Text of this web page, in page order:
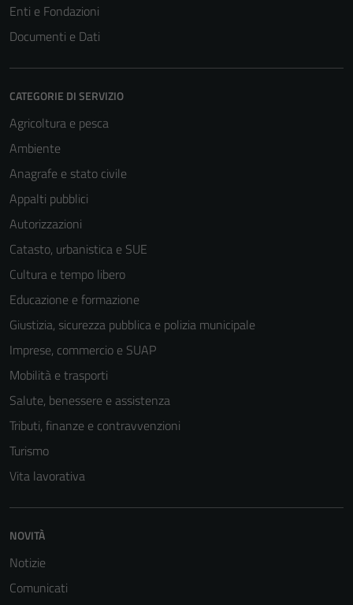
Enti e Fondazioni
Documenti e Dati
CATEGORIE DI SERVIZIO
Agricoltura e pesca
Ambiente
Anagrafe e stato civile
Appalti pubblici
Autorizzazioni
Catasto, urbanistica e SUE
Cultura e tempo libero
Educazione e formazione
Giustizia, sicurezza pubblica e polizia municipale
Imprese, commercio e SUAP
Mobilità e trasporti
Salute, benessere e assistenza
Tributi, finanze e contravvenzioni
Turismo
Vita lavorativa
NOVITÀ
Notizie
Comunicati